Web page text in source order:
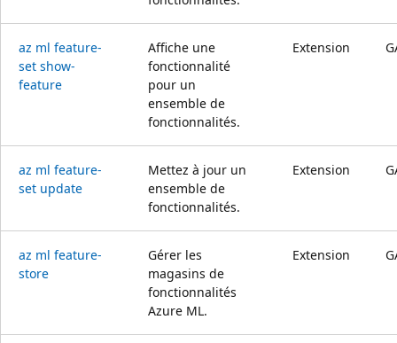
az ml feature-
set show-
feature
Affiche une
fonctionnalité
pour un
ensemble de
fonctionnalités.
Extension
az ml feature-
set update
Mettez à jour un
ensemble de
fonctionnalités.
Extension
az ml feature-
store
Gérer les
magasins de
fonctionnalités
Azure ML.
Extension